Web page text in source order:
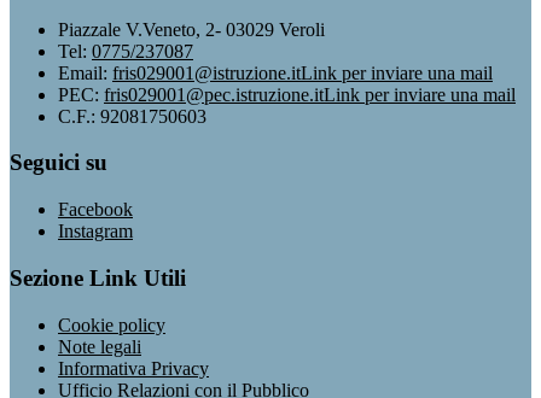
Piazzale V.Veneto, 2- 03029 Veroli
Tel: 0775/237087
Email: fris029001@istruzione.itLink per inviare una mail
PEC: fris029001@pec.istruzione.itLink per inviare una mail
C.F.: 92081750603
Seguici su
Facebook
Instagram
Sezione Link Utili
Cookie policy
Note legali
Informativa Privacy
Ufficio Relazioni con il Pubblico